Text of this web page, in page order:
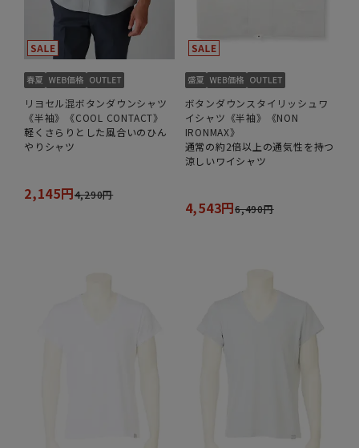
リヨセル混ボタンダウンシャツ
《半袖》《COOL CONTACT》
軽くさらりとした風合いのひん
やりシャツ
2,145円4,290円
ボタンダウンスタイリッシュワ
イシャツ《半袖》《NON
IRONMAX》
通常の約2倍以上の通気性を持つ
涼しいワイシャツ
4,543円6,490円